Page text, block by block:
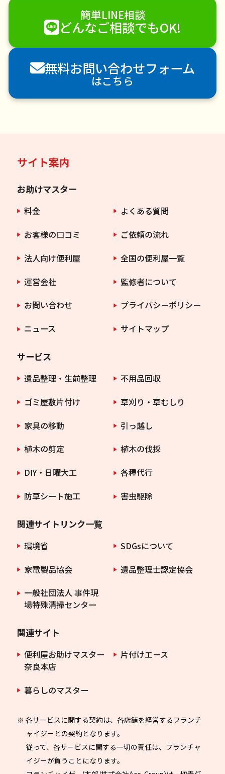
雪かき・雪下ろし
電球交換
襖（ふすま）の張替え
空き家管理
各種代行
害獣駆除
防草シート施工
ナメクジ駆除
害虫駆除
簡単LINE相談
どんなご相談でもOK!
無料お問い合わせフォーム
はこちら
サイト案内
お助けマスター
料金
よくある質問
お客様の口コミ
ご依頼の流れ
法人向け便利屋
全国の便利屋一覧
運営会社
監修者について
お問い合わせ
プライバシーポリシー
ニュース
サイトマップ
サービス
遺品整理・生前整理
不用品回収
ゴミ屋敷片付け
草刈り・草むしり
家具の移動
引っ越し
植木の剪定
植木の伐採
DIY・日曜大工
各種代行
防草シート施工
害虫駆除
関連サイトリンク一覧
環境省
SDGsについて
家電製品協会
遺品整理士認定協会
一般社団法人 事件現
場特殊清掃センター
関連サイト
便利屋お助けマスター
奈良本店
片付けエース
暮らしのマスター
※ 各サービスに関する契約は、各店舗を経営するフランチ
ャイジーとの契約となります。
従って、各サービスに関する一切の責任は、フランチャ
イジーが負うことになります。